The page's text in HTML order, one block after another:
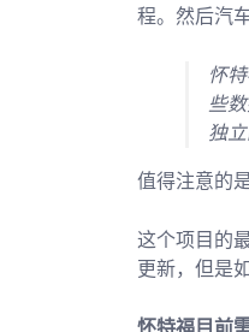
程。然后汽
怀
些
独
值得注意的
这个项目的
更新，但是